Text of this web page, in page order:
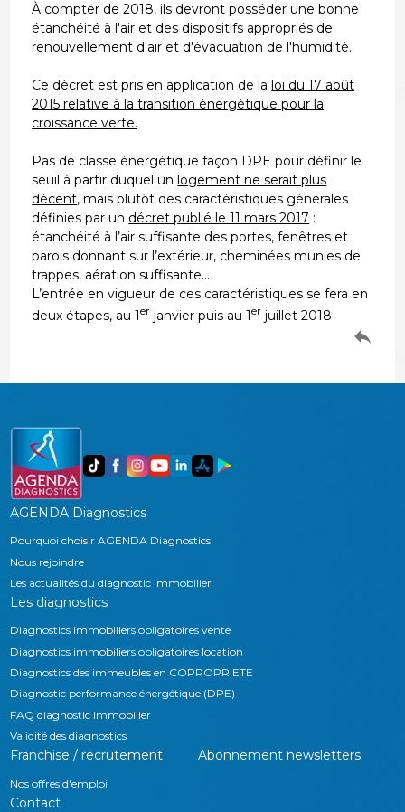
À compter de 2018, ils devront posséder une bonne
étanchéité à l'air et des dispositifs appropriés de
renouvellement d'air et d'évacuation de l'humidité.
Ce décret est pris en application de la loi du 17 août
2015 relative à la transition énergétique pour la
croissance verte.
Pas de classe énergétique façon DPE pour définir le
seuil à partir duquel un logement ne serait plus
décent, mais plutôt des caractéristiques générales
définies par un décret publié le 11 mars 2017 :
étanchéité à l’air suffisante des portes, fenêtres et
parois donnant sur l’extérieur, cheminées munies de
trappes, aération suffisante...
L’entrée en vigueur de ces caractéristiques se fera en
deux étapes, au 1er janvier puis au 1er juillet 2018
AGENDA Diagnostics
Pourquoi choisir AGENDA Diagnostics
Nous rejoindre
Les actualités du diagnostic immobilier
Les diagnostics
Diagnostics immobiliers obligatoires vente
Diagnostics immobiliers obligatoires location
Diagnostics des immeubles en COPROPRIETE
Diagnostic performance énergétique (DPE)
FAQ diagnostic immobilier
Validité des diagnostics
Franchise / recrutement
Nos offres d'emploi
Abonnement newsletters
Contact